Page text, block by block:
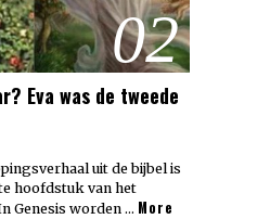
02
Eva was de tweede
uit de bijbel is
hoofdstuk van het
Genesis worden … More